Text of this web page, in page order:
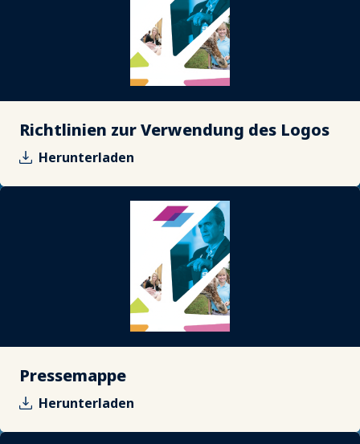
Richtlinien zur Verwendung des Logos
Herunterladen
Pressemappe
Herunterladen